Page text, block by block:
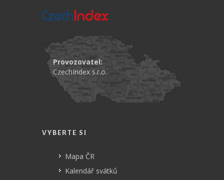
Provozovatel:
CzechIndex s.r.o.
VYBERTE SI
Mapa ČR
Kalendář svátků